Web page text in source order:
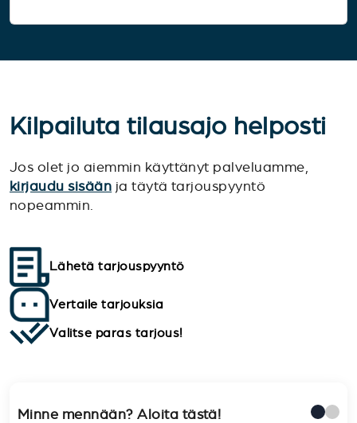
Kilpailuta tilausajo helposti
Jos olet jo aiemmin käyttänyt palveluamme,
kirjaudu sisään ja täytä tarjouspyyntö
nopeammin.
Lähetä tarjouspyyntö
Vertaile tarjouksia
Valitse paras tarjous!
Minne mennään? Aloita tästä!